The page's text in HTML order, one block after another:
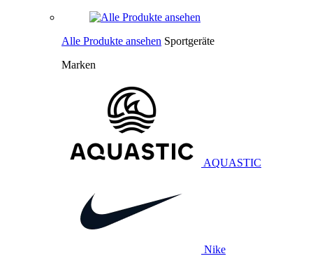
Alle Produkte ansehen Sportgeräte
Marken
AQUASTIC
Nike